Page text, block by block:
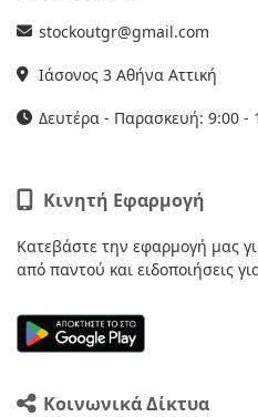
stockoutgr@gmail.com
Ιάσονος 3 Αθήνα Αττική
Δευτέρα - Παρασκευή: 9:00 -
Κινητή Εφαρμογή
Κατεβάστε την εφαρμογή μας
από παντού και ειδοποιήσεις
Κοινωνικά Δίκτυα